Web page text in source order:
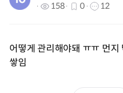
158 0 12
어떻게 관리해야돼 ㅠㅠ 먼
쌓임